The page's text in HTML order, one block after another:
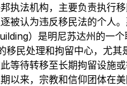
执法机构，主要负责执行
被认为违反移民法的个人
）是明尼苏达州的一
移民处理和拘留中心，尤其
等待转移至长期拘留设施
以来，宗教和信仰团体在